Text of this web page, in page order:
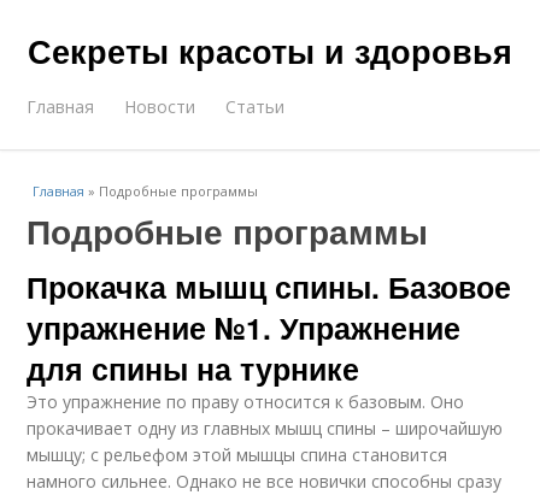
Секреты красоты и здоровья
Главная Новости Статьи
Главная » Подробные программы
Подробные программы
Прокачка мышц спины. Базовое
упражнение №1. Упражнение
для спины на турнике
Это упражнение по праву относится к базовым. Оно
прокачивает одну из главных мышц спины – широчайшую
мышцу; с рельефом этой мышцы спина становится
намного сильнее. Однако не все новички способны сразу